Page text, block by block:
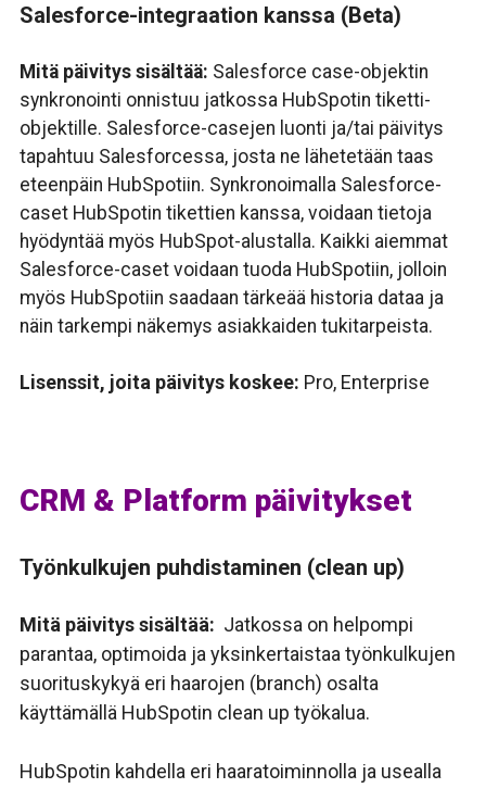
Salesforce-integraation kanssa (Beta)
Mitä päivitys sisältää: Salesforce case-objektin
synkronointi onnistuu jatkossa HubSpotin tiketti-
objektille. Salesforce-casejen luonti ja/tai päivitys
tapahtuu Salesforcessa, josta ne lähetetään taas
eteenpäin HubSpotiin. Synkronoimalla Salesforce-
caset HubSpotin tikettien kanssa, voidaan tietoja
hyödyntää myös HubSpot-alustalla. Kaikki aiemmat
Salesforce-caset voidaan tuoda HubSpotiin, jolloin
myös HubSpotiin saadaan tärkeää historia dataa ja
näin tarkempi näkemys asiakkaiden tukitarpeista.
Lisenssit, joita päivitys koskee: Pro, Enterprise
CRM & Platform päivitykset
Työnkulkujen puhdistaminen (clean up)
Mitä päivitys sisältää: Jatkossa on helpompi
parantaa, optimoida ja yksinkertaistaa työnkulkujen
suorituskykyä eri haarojen (branch) osalta
käyttämällä HubSpotin clean up työkalua.
HubSpotin kahdella eri haaratoiminnolla ja usealla